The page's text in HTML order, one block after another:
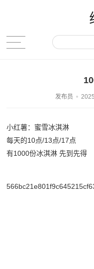
发布员
小红薯：蜜雪冰淇淋
每天的10点/13点/17点
有1000份冰淇淋 先到先得